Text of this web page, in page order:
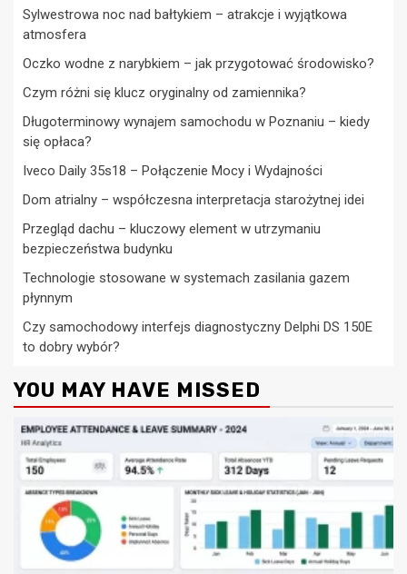
Sylwestrowa noc nad bałtykiem – atrakcje i wyjątkowa
atmosfera
Oczko wodne z narybkiem – jak przygotować środowisko?
Czym różni się klucz oryginalny od zamiennika?
Długoterminowy wynajem samochodu w Poznaniu – kiedy
się opłaca?
Iveco Daily 35s18 – Połączenie Mocy i Wydajności
Dom atrialny – współczesna interpretacja starożytnej idei
Przegląd dachu – kluczowy element w utrzymaniu
bezpieczeństwa budynku
Technologie stosowane w systemach zasilania gazem
płynnym
Czy samochodowy interfejs diagnostyczny Delphi DS 150E
to dobry wybór?
YOU MAY HAVE MISSED